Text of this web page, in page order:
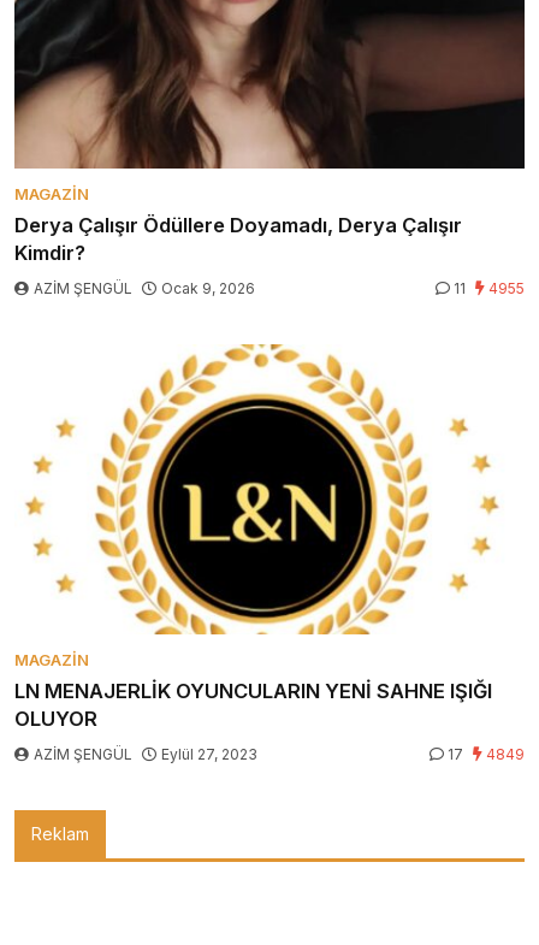
MAGAZIN
Derya Çalışır Ödüllere Doyamadı, Derya Çalışır
Kimdir?
AZİM ŞENGÜL Ocak 9, 2026 11 4955
MAGAZIN
LN MENAJERLİK OYUNCULARIN YENİ SAHNE IŞIĞI
OLUYOR
AZİM ŞENGÜL Eylül 27, 2023 17 4849
Reklam